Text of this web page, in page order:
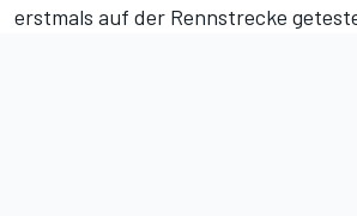
erstmals auf der Rennstrecke